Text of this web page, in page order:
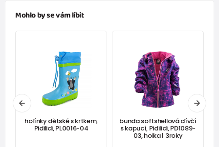
Mohlo by se vám líbit
holínky dětské s krtkem,
Pidilidi, PL0016-04
bunda softshellová dívčí
s kapucí, Pidilidi, PD1089-
03, holka | 3roky